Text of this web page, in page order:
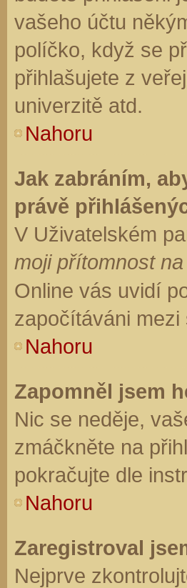
vašeho účtu
políčko, když se
přihlašujete z
univerzitě atd.
Nahoru
Jak zabráním,
právě
V Uživatelském
moji přítomnost
Online vás uvidí
započítáváni
Nahoru
Zapomněl jsem
Nic se neděje,
zmáčkněte na
pokračujte dle
Nahoru
Zaregistroval
Nejprve